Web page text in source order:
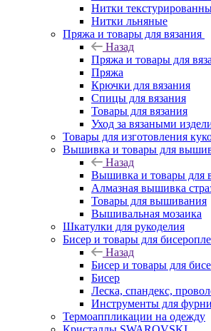
Нитки
Нитки льняные
Пряжа и товары для вязания
Назад
Пряжа и товары для
Пряжа
Крючки для вязания
Спицы для вязания
Товары для вязания
Уход за вязаными
Товары для изготовления
Вышивка и товары для
Назад
Вышивка и товары для
Алмазная вышивка
Товары для вышивания
Вышивальная мозаика
Шкатулки для рукоделия
Бисер и товары для
Назад
Бисер и товары для
Бисер
Леска, спандекс,
Инструменты для
Термоаппликации на одежду